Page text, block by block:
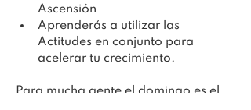
Ascensión
Aprenderás a utilizar las
Actitudes en conjunto para
acelerar tu crecimiento.
Para mucha gente el domingo es el